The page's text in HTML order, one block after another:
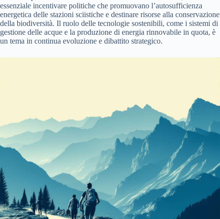
essenziale incentivare politiche che promuovano l’autosufficienza
energetica delle stazioni sciistiche e destinare risorse alla conservazione
della biodiversità. Il ruolo delle tecnologie sostenibili, come i sistemi di
gestione delle acque e la produzione di energia rinnovabile in quota, è
un tema in continua evoluzione e dibattito strategico.